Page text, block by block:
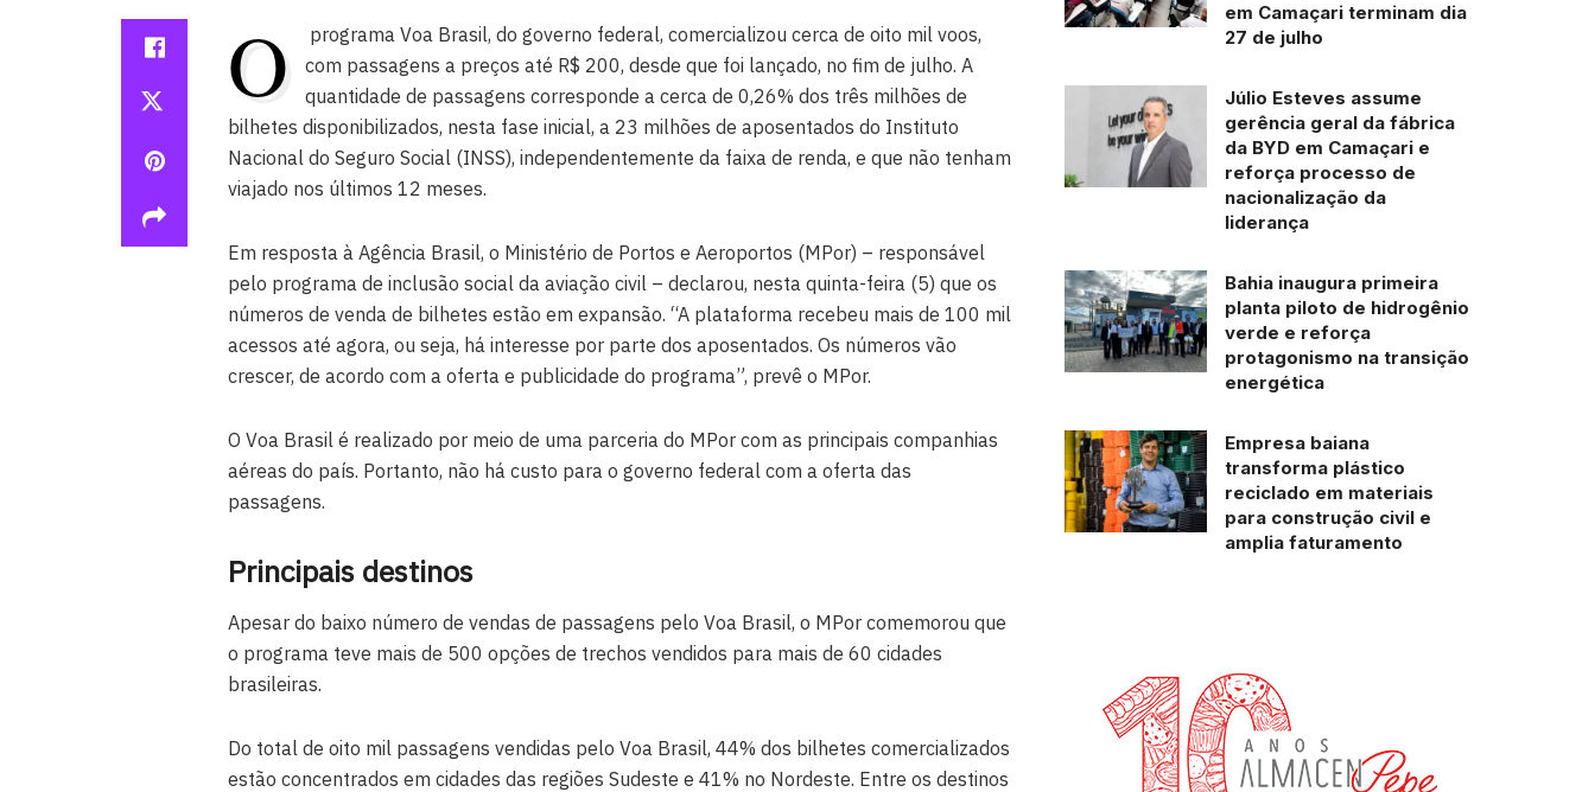
O
programa Voa Brasil, do governo federal, comercializou cerca de oito mil voos,
com passagens a preços até R$ 200, desde que foi lançado, no fim de julho. A
quantidade de passagens corresponde a cerca de 0,26% dos três milhões de
bilhetes disponibilizados, nesta fase inicial, a 23 milhões de aposentados do Instituto
Nacional do Seguro Social (INSS), independentemente da faixa de renda, e que não tenham
viajado nos últimos 12 meses.
Em resposta à Agência Brasil, o Ministério de Portos e Aeroportos (MPor) – responsável
pelo programa de inclusão social da aviação civil – declarou, nesta quinta-feira (5) que os
números de venda de bilhetes estão em expansão. “A plataforma recebeu mais de 100 mil
acessos até agora, ou seja, há interesse por parte dos aposentados. Os números vão
crescer, de acordo com a oferta e publicidade do programa”, prevê o MPor.
O Voa Brasil é realizado por meio de uma parceria do MPor com as principais companhias
aéreas do país. Portanto, não há custo para o governo federal com a oferta das
passagens.
Principais destinos
Apesar do baixo número de vendas de passagens pelo Voa Brasil, o MPor comemorou que
o programa teve mais de 500 opções de trechos vendidos para mais de 60 cidades
brasileiras.
Do total de oito mil passagens vendidas pelo Voa Brasil, 44% dos bilhetes comercializados
estão concentrados em cidades das regiões Sudeste e 41% no Nordeste. Entre os destinos
em Camaçari terminam dia
27 de julho
Júlio Esteves assume
gerência geral da fábrica
da BYD em Camaçari e
reforça processo de
nacionalização da
liderança
Bahia inaugura primeira
planta piloto de hidrogênio
verde e reforça
protagonismo na transição
energética
Empresa baiana
transforma plástico
reciclado em materiais
para construção civil e
amplia faturamento